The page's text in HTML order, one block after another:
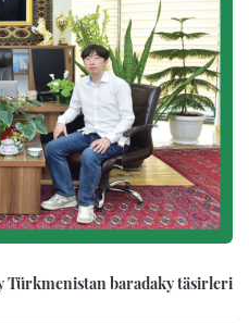
Türkmenistan baradaky täsirleri